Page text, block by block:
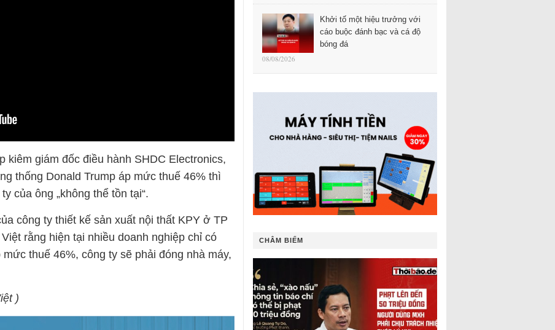
kiêm giám đốc điều hành SHDC Electronics,
thống Donald Trump áp mức thuế 46% thì
của ông „không thể tồn tại“.
công ty thiết kế sản xuất nội thất KPY ở TP
rằng hiện tại nhiều doanh nghiệp chỉ có
thuế 46%, công ty sẽ phải đóng nhà máy,
)
Khởi tố một hiệu trưởng với
cáo buộc đánh bạc và cá độ
bóng đá
08/08/2026
CHÂM BIẾM